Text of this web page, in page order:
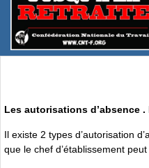
Les autorisations d’absence .
Il existe 2 types d’autorisation
que le chef d’établissement